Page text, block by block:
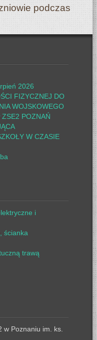
podczas
2026
FIZYCZNEJ DO
WOJSKOWEGO
POZNAŃ
W CZASIE
i
ścianka
trawą
w Poznaniu im. ks.